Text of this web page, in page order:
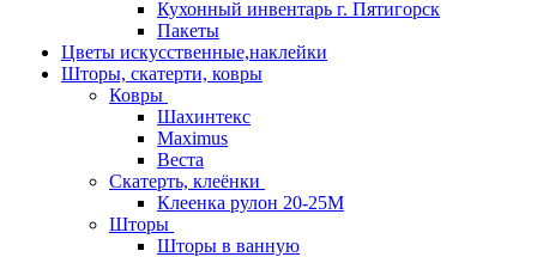
Кухонный инвентарь г. Пятигорск
Пакеты
Цветы искусственные,наклейки
Шторы, скатерти, ковры
Ковры
Шахинтекс
Maximus
Веста
Скатерть, клеёнки
Клеенка рулон 20-25М
Шторы
Шторы в ванную